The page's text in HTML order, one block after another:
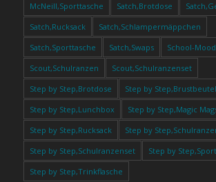
McNeill,Sporttasche
Satch,Brotdose
Satch,Rucksack
Satch,Schlampermäppchen
Satch,Sporttasche
Satch,Swaps
School-
Scout,Schulranzen
Scout,Schulranzenset
Step by Step,Brotdose
Step by Step,Brustbeutel
Step by Step,Lunchbox
Step by Step,Magic
Step by Step,Rucksack
Step by
Step by Step,Schulranzenset
Step by
Step by Step,Trinkflasche